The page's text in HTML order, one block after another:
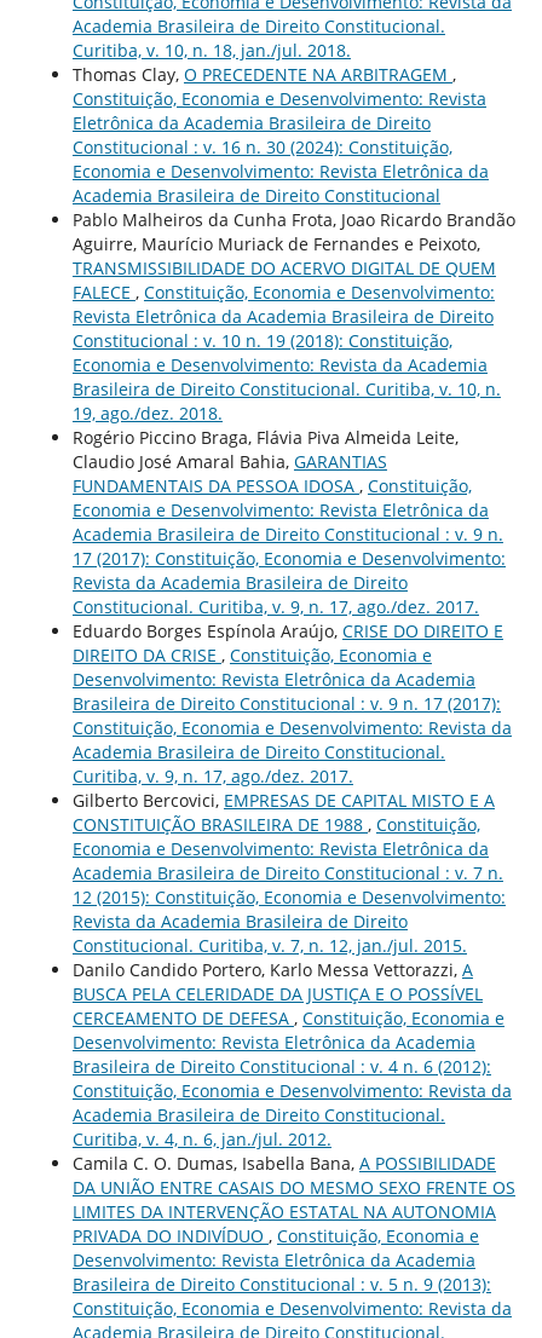
Academia Brasileira de Direito Constitucional.
Curitiba, v. 10, n. 18, jan./jul. 2018.
Thomas Clay, O PRECEDENTE NA ARBITRAGEM ,
Constituição, Economia e Desenvolvimento: Revista
Eletrônica da Academia Brasileira de Direito
Constitucional : v. 16 n. 30 (2024): Constituição,
Economia e Desenvolvimento: Revista Eletrônica da
Academia Brasileira de Direito Constitucional
Pablo Malheiros da Cunha Frota, Joao Ricardo Brandão
Aguirre, Maurício Muriack de Fernandes e Peixoto,
TRANSMISSIBILIDADE DO ACERVO DIGITAL DE QUEM
FALECE , Constituição, Economia e Desenvolvimento:
Revista Eletrônica da Academia Brasileira de Direito
Constitucional : v. 10 n. 19 (2018): Constituição,
Economia e Desenvolvimento: Revista da Academia
Brasileira de Direito Constitucional. Curitiba, v. 10, n.
19, ago./dez. 2018.
Rogério Piccino Braga, Flávia Piva Almeida Leite,
Claudio José Amaral Bahia, GARANTIAS
FUNDAMENTAIS DA PESSOA IDOSA , Constituição,
Economia e Desenvolvimento: Revista Eletrônica da
Academia Brasileira de Direito Constitucional : v. 9 n.
17 (2017): Constituição, Economia e Desenvolvimento:
Revista da Academia Brasileira de Direito
Constitucional. Curitiba, v. 9, n. 17, ago./dez. 2017.
Eduardo Borges Espínola Araújo, CRISE DO DIREITO E
DIREITO DA CRISE , Constituição, Economia e
Desenvolvimento: Revista Eletrônica da Academia
Brasileira de Direito Constitucional : v. 9 n. 17 (2017):
Constituição, Economia e Desenvolvimento: Revista da
Academia Brasileira de Direito Constitucional.
Curitiba, v. 9, n. 17, ago./dez. 2017.
Gilberto Bercovici, EMPRESAS DE CAPITAL MISTO E A
CONSTITUIÇÃO BRASILEIRA DE 1988 , Constituição,
Economia e Desenvolvimento: Revista Eletrônica da
Academia Brasileira de Direito Constitucional : v. 7 n.
12 (2015): Constituição, Economia e Desenvolvimento:
Revista da Academia Brasileira de Direito
Constitucional. Curitiba, v. 7, n. 12, jan./jul. 2015.
Danilo Candido Portero, Karlo Messa Vettorazzi, A
BUSCA PELA CELERIDADE DA JUSTIÇA E O POSSÍVEL
CERCEAMENTO DE DEFESA , Constituição, Economia e
Desenvolvimento: Revista Eletrônica da Academia
Brasileira de Direito Constitucional : v. 4 n. 6 (2012):
Constituição, Economia e Desenvolvimento: Revista da
Academia Brasileira de Direito Constitucional.
Curitiba, v. 4, n. 6, jan./jul. 2012.
Camila C. O. Dumas, Isabella Bana, A POSSIBILIDADE
DA UNIÃO ENTRE CASAIS DO MESMO SEXO FRENTE OS
LIMITES DA INTERVENÇÃO ESTATAL NA AUTONOMIA
PRIVADA DO INDIVÍDUO , Constituição, Economia e
Desenvolvimento: Revista Eletrônica da Academia
Brasileira de Direito Constitucional : v. 5 n. 9 (2013):
Constituição, Economia e Desenvolvimento: Revista da
Academia Brasileira de Direito Constitucional.